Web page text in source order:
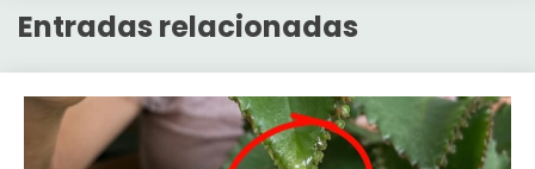
Entradas relacionadas